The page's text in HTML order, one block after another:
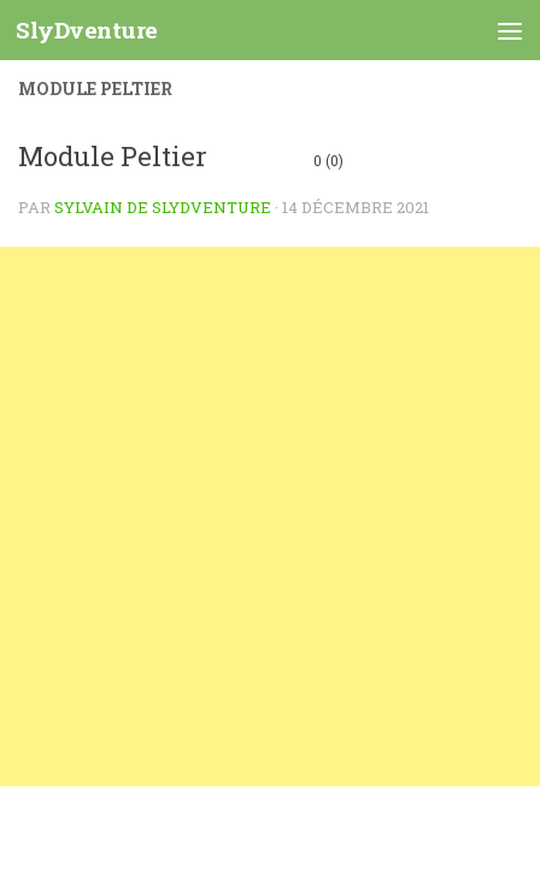
Skip to content
SlyDventure
MODULE PELTIER
Module Peltier 0 (0)
PARSYLVAIN DE SLYDVENTURE · 14 DÉCEMBRE 2021